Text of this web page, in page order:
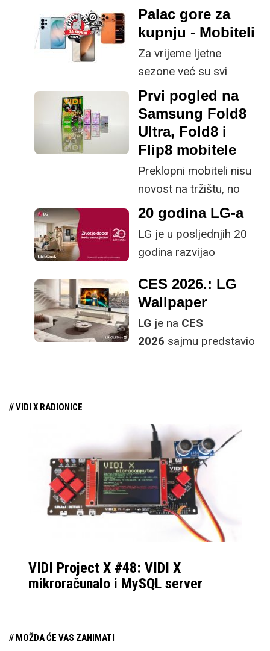
neprestano kucala na
vrata s tanjim profilima i
većim baterijama,
Samsung je s osmom
generacijom preklopnih
uređaja odlučio
poboljšati ključne
specifikacije.
Palac gore za
kupnju - Mobiteli
Za vrijeme ljetne
sezone već su svi
mobiteli aktualne
generacije na tržištu te
je više-manje samo
pitanje cijene i vaših
preferencija što želite
kupiti.
Prvi pogled na
Samsung Fold8
Ultra, Fold8 i
Flip8 mobitele
Preklopni mobiteli nisu
novost na tržištu, no
svakako su niša s
obzirom na svoju
cijenu, kao i ekstremnu
plastičnost tržišta koje
više nije spremno toliko
eksperimentirati kao u
“starim danima”. No, sa
konzistentnim
ažuriranjima i podrškom
drugi prilagođavaju, sa
najboljom softverskom
prilagodbom za
profesionalan rad, ali i
uživanje u multimediji.
Ove godine imamo
nešto novosti, promjene
zainteresirati
potencijalne kupce
20 godina LG-a
LG je u posljednjih 20
godina razvijao
same sebi svrha, nego
služe čovjeku.
CES 2026.: LG
Wallpaper
LG je na CES
2026 sajmu predstavio
// VIDI X RADIONICE
VIDI Project X #48: VIDI X
mikroračunalo i MySQL server
// MOŽDA ĆE VAS ZANIMATI